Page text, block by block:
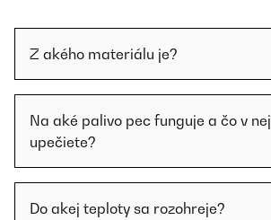
Z akého materiálu je?
Na aké palivo pec funguje a čo v nej
upečiete?
Do akej teploty sa rozohreje?